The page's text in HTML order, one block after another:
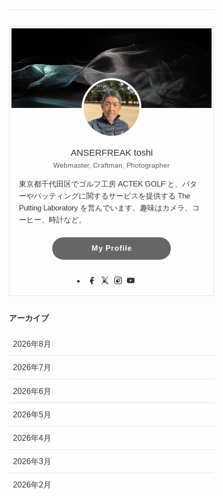
ANSERFREAK toshi
Webmaster, Craftman, Photographer
東京都千代田区でゴルフ工房 ACTEK GOLF と、パタ
ーやパッティングに関するサービスを提供する The
Putting Laboratory を営んでいます。趣味はカメラ、コ
ーヒー、時計など。
My Profile
アーカイブ
2026年8月
2026年7月
2026年6月
2026年5月
2026年4月
2026年3月
2026年2月